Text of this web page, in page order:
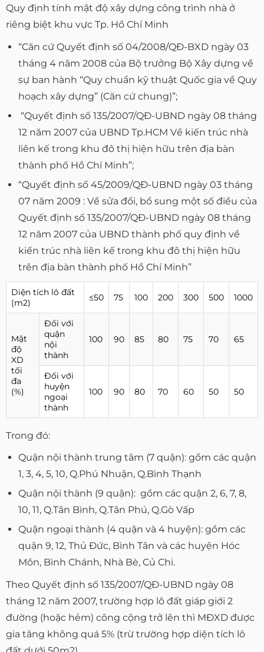
Quy định tính mật độ xây dựng công trình nhà ở
riêng biệt khu vực Tp. Hồ Chí Minh
“Căn cứ Quyết định số 04/2008/QÐ-BXD ngày 03
tháng 4 năm 2008 của Bộ trưởng Bộ Xây dựng về
sự ban hành “Quy chuẩn kỹ thuật Quốc gia về Quy
hoạch xây dựng” (Căn cứ chung)”;
“Quyết định số 135/2007/QÐ-UBND ngày 08 tháng
12 năm 2007 của UBND Tp.HCM Về kiến trúc nhà
liên kế trong khu đô thị hiện hữu trên địa bàn
thành phố Hồ Chí Minh”;
“Quyết định số 45/2009/QÐ-UBND ngày 03 tháng
07 năm 2009 : Về sửa đổi, bổ sung một số điều của
Quyết định số 135/2007/QĐ-UBND ngày 08 tháng
12 năm 2007 của UBND thành phố quy định về
kiến trúc nhà liên kế trong khu đô thị hiện hữu
trên địa bàn thành phố Hồ Chí Minh”
Diện tích lô đất
(m2)
≤50 75 100 200 300 500 1000
Mật
độ
XD
tối
đa
(%)
Đối với
quận
nội
thành
100 90 85 80 75 70 65
Đối với
huyện
ngoại
thành
100 90 80 70 60 50 50
Trong đó:
Quận nội thành trung tâm (7 quận): gồm các quận
1, 3, 4, 5, 10, Q.Phú Nhuận, Q.Bình Thạnh
Quận nội thành (9 quận): gồm các quận 2, 6, 7, 8,
10, 11, Q.Tân Bình, Q.Tân Phú, Q.Gò Vấp
Quận ngoại thành (4 quận và 4 huyện): gồm các
quận 9, 12, Thủ Đức, Bình Tân và các huyện Hóc
Môn, Bình Chánh, Nhà Bè, Củ Chi.
Theo Quyết định số 135/2007/QÐ-UBND ngày 08
tháng 12 năm 2007, trường hợp lô đất giáp giới 2
đường (hoặc hẻm) công cộng trở lên thì MĐXD được
gia tăng không quá 5% (trừ trường hợp diện tích lô